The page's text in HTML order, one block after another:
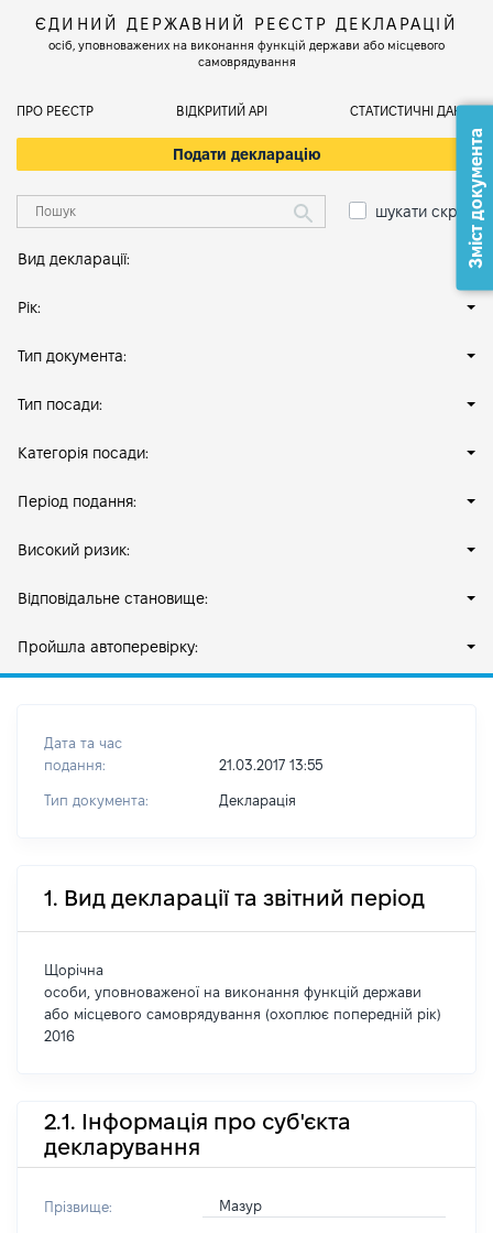
ЄДИНИЙ ДЕРЖАВНИЙ РЕЄСТР ДЕКЛАРАЦІЙ
осіб, уповноважених на виконання функцій держави або місцевого
самоврядування
ПРО РЕЄСТР ВІДКРИТИЙ АРІ СТАТИСТИЧНІ ДАНІ
Подати декларацію
шукати скрізь
Вид декларації:
Рік:
Тип документа:
Тип посади:
Категорія посади:
Період подання:
Високий ризик:
Відповідальне становище:
Пройшла автоперевірку:
Дата та час
подання:
21.03.2017 13:55
Тип документа: Декларація
1. Вид декларації та звітний період
Щорічна
особи, уповноваженої на виконання функцій держави
або місцевого самоврядування (охоплює попередній рік)
2016
2.1. Інформація про суб'єкта
декларування
Прізвище: Мазур
Зміст документа